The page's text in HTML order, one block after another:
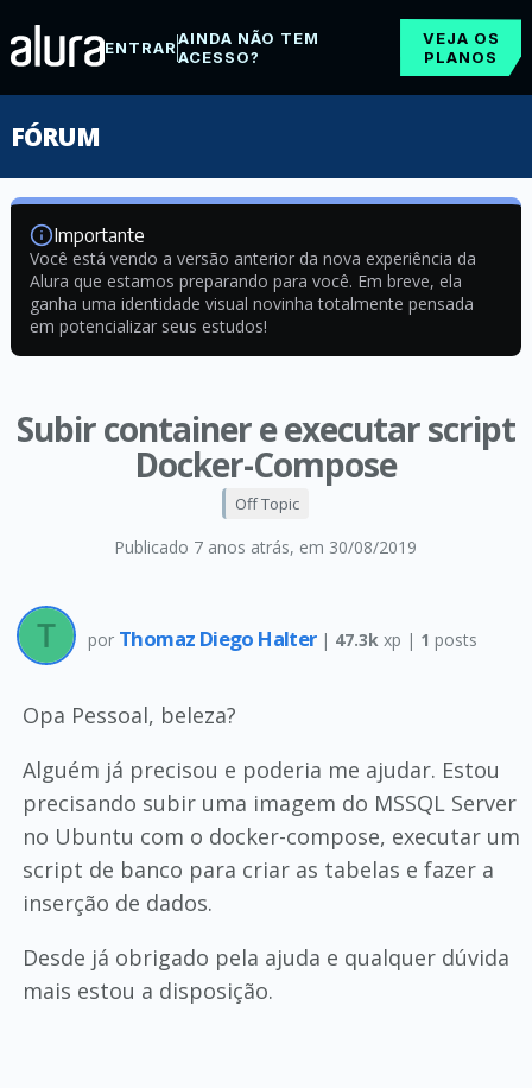
ENTRARAINDA NÃO TEM
ACESSO?
VEJA OS
PLANOS
FÓRUM
Importante
Você está vendo a versão anterior da nova experiência da
Alura que estamos preparando para você. Em breve, ela
ganha uma identidade visual novinha totalmente pensada
em potencializar seus estudos!
Subir container e executar script
Docker-Compose
Publicado 7 anos atrás, em 30/08/2019
Off Topic
por Thomaz Diego Halter | 47.3k xp | 1 posts
Opa Pessoal, beleza?
Alguém já precisou e poderia me ajudar. Estou
precisando subir uma imagem do MSSQL Server
no Ubuntu com o docker-compose, executar um
script de banco para criar as tabelas e fazer a
inserção de dados.
Desde já obrigado pela ajuda e qualquer dúvida
mais estou a disposição.